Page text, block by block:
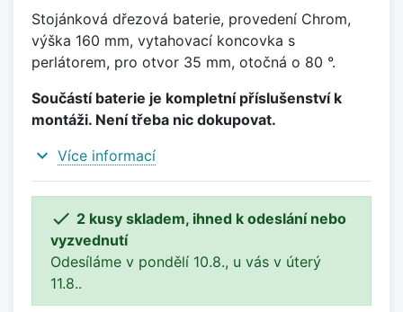
Stojánková dřezová baterie, provedení Chrom,
výška 160 mm, vytahovací koncovka s
perlátorem, pro otvor 35 mm, otočná o 80 °.
Součástí baterie je kompletní příslušenství k
montáži. Není třeba nic dokupovat.
expand_more Více informací
 2 kusy skladem, ihned k odeslání nebo
vyzvednutí
Odesíláme v pondělí 10.8., u vás v úterý
11.8..